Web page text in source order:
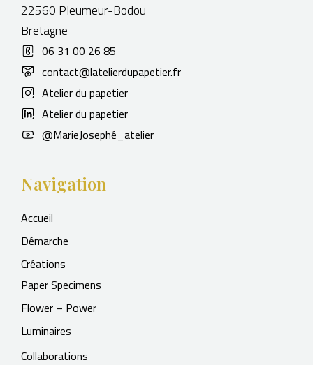
22560 Pleumeur-Bodou
Bretagne
06 31 00 26 85
contact@latelierdupapetier.fr
Atelier du papetier
Atelier du papetier
@MarieJosephé_atelier
Navigation
Accueil
Démarche
Créations
Paper Specimens
Flower – Power
Luminaires
Collaborations